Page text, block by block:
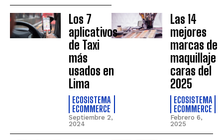
Los 7
aplicativos
de Taxi
más
usados en
Lima
ECOSISTEMA
ECOMMERCE
Septiembre 2,
2024
Las 14
mejores
marcas de
maquillaje
caras del
2025
ECOSISTEMA
ECOMMERCE
Febrero 6,
2025